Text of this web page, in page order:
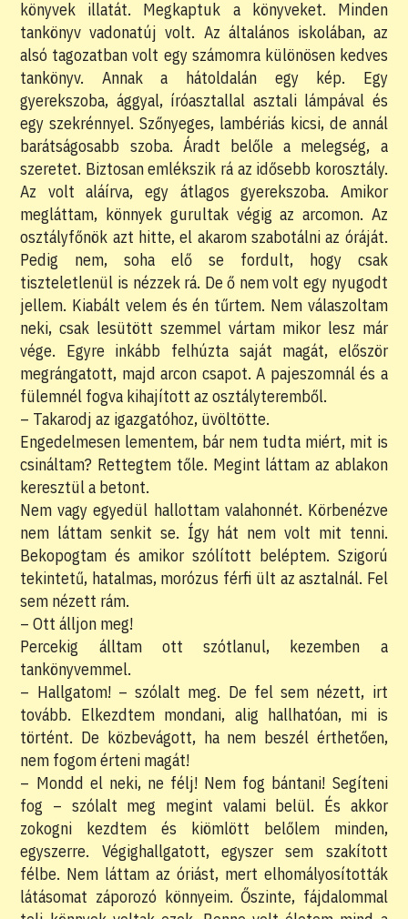
könyvek illatát. Megkaptuk a könyveket. Minden
tankönyv vadonatúj volt. Az általános iskolában, az
alsó tagozatban volt egy számomra különösen kedves
tankönyv. Annak a hátoldalán egy kép. Egy
gyerekszoba, ággyal, íróasztallal asztali lámpával és
egy szekrénnyel. Szőnyeges, lambériás kicsi, de annál
barátságosabb szoba. Áradt belőle a melegség, a
szeretet. Biztosan emlékszik rá az idősebb korosztály.
Az volt aláírva, egy átlagos gyerekszoba. Amikor
megláttam, könnyek gurultak végig az arcomon. Az
osztályfőnök azt hitte, el akarom szabotálni az óráját.
Pedig nem, soha elő se fordult, hogy csak
tiszteletlenül is nézzek rá. De ő nem volt egy nyugodt
jellem. Kiabált velem és én tűrtem. Nem válaszoltam
neki, csak lesütött szemmel vártam mikor lesz már
vége. Egyre inkább felhúzta saját magát, először
megrángatott, majd arcon csapot. A pajeszomnál és a
fülemnél fogva kihajított az osztályteremből.
– Takarodj az igazgatóhoz, üvöltötte.
Engedelmesen lementem, bár nem tudta miért, mit is
csináltam? Rettegtem tőle. Megint láttam az ablakon
keresztül a betont.
Nem vagy egyedül hallottam valahonnét. Körbenézve
nem láttam senkit se. Így hát nem volt mit tenni.
Bekopogtam és amikor szólított beléptem. Szigorú
tekintetű, hatalmas, morózus férfi ült az asztalnál. Fel
sem nézett rám.
– Ott álljon meg!
Percekig álltam ott szótlanul, kezemben a
tankönyvemmel.
– Hallgatom! – szólalt meg. De fel sem nézett, irt
tovább. Elkezdtem mondani, alig hallhatóan, mi is
történt. De közbevágott, ha nem beszél érthetően,
nem fogom érteni magát!
– Mondd el neki, ne félj! Nem fog bántani! Segíteni
fog – szólalt meg megint valami belül. És akkor
zokogni kezdtem és kiömlött belőlem minden,
egyszerre. Végighallgatott, egyszer sem szakított
félbe. Nem láttam az óriást, mert elhomályosították
látásomat záporozó könnyeim. Őszinte, fájdalommal